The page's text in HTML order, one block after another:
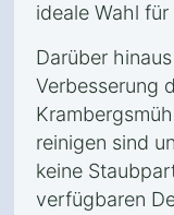
ideale Wahl
Darüber
Verbesserung
reinigen sind
keine
verfügbaren